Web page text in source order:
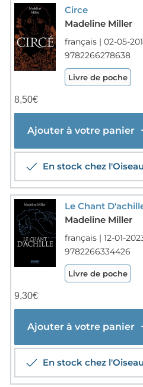
Circe
Madeline Miller
français | 02-05-
9782266278638
Livre de poche
8,50€
Ajouter à votre panier
En stock chez
Le Chant
Madeline Miller
français | 12-01-
9782266334426
Livre de poche
9,30€
Ajouter à votre panier
En stock chez